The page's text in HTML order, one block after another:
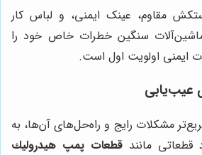
مقاوم، عینک ایمنی، و لباس کار
سنگین خطرات خاص خود را
ایمنی اولویت اول است.
عیب‌یابی
مشکلات رایج و راه‌حل‌های آن‌ها، به
مانند قطعات پمپ هيدروليك